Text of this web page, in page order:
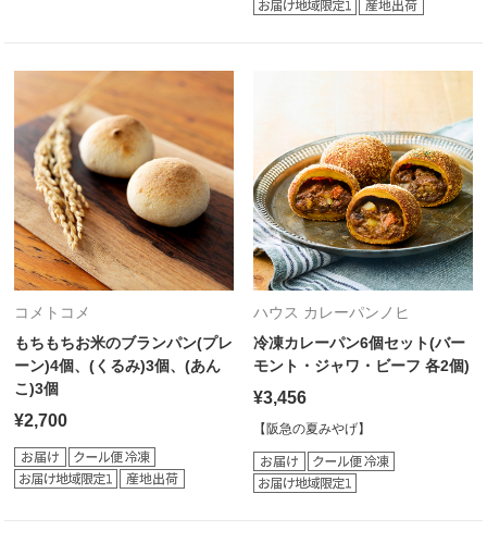
コメトコメ
もちもちお米のブランパン(プレ
ーン)4個、(くるみ)3個、(あん
こ)3個
¥2,700
ハウス カレーパンノヒ
冷凍カレーパン6個セット(バー
モント・ジャワ・ビーフ 各2個)
¥3,456
【阪急の夏みやげ】